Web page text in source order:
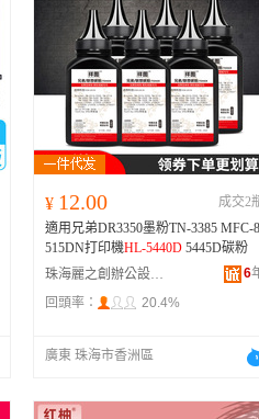
¥ 12.00
成交2
適用兄弟DR3350墨粉TN-3385 MFC-8
515DN打印機HL-5440D 5445D碳粉
珠海麗之創辦公設備有限公司
6
回頭率：
20.4%
廣東 珠海市香洲區